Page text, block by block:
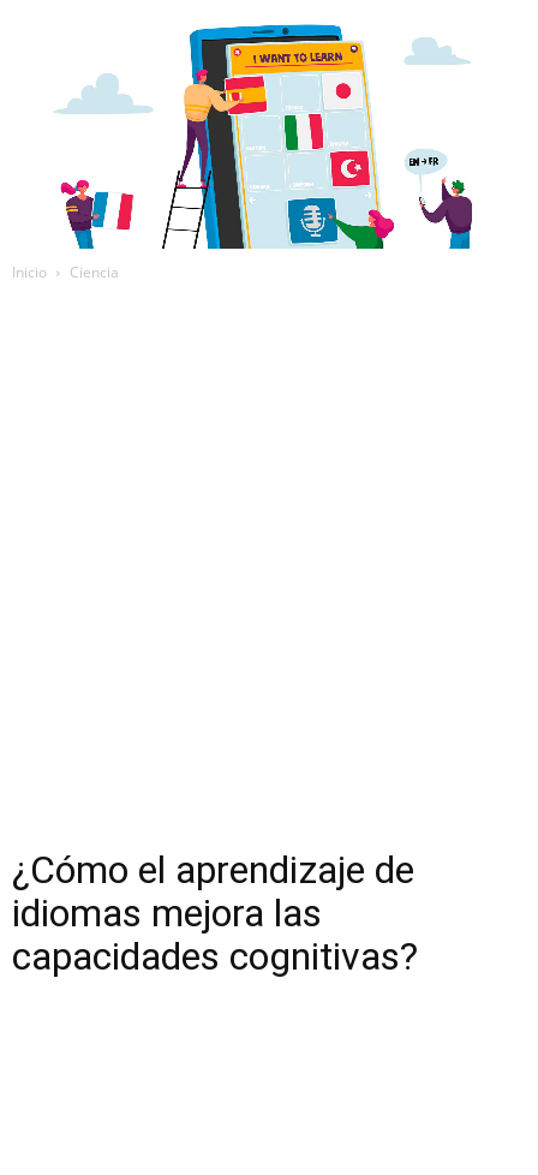
Inicio Ciencia
¿Cómo el aprendizaje de
idiomas mejora las
capacidades cognitivas?